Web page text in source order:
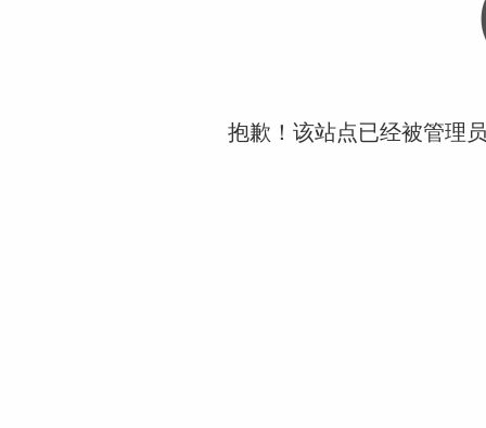
抱歉！该站点已经被管理